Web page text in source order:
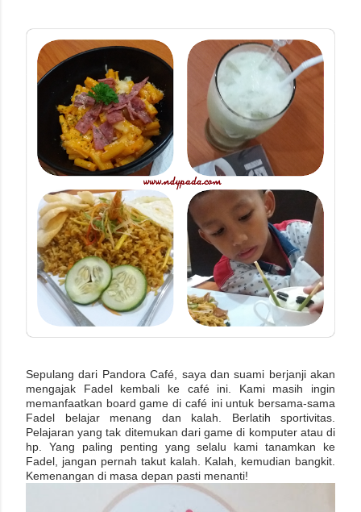
Sepulang dari Pandora Café, saya dan suami berjanji akan
mengajak Fadel kembali ke café ini. Kami masih ingin
memanfaatkan board game di café ini untuk bersama-sama
Fadel belajar menang dan kalah. Berlatih sportivitas.
Pelajaran yang tak ditemukan dari game di komputer atau di
hp. Yang paling penting yang selalu kami tanamkan ke
Fadel, jangan pernah takut kalah. Kalah, kemudian bangkit.
Kemenangan di masa depan pasti menanti!